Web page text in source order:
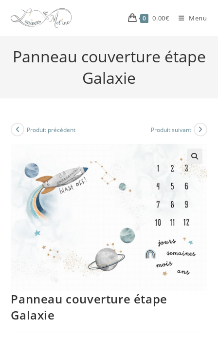
0 0.00€ Menu
Panneau couverture étape
Galaxie
Produit précédent Produit suivant
Panneau couverture étape
Galaxie